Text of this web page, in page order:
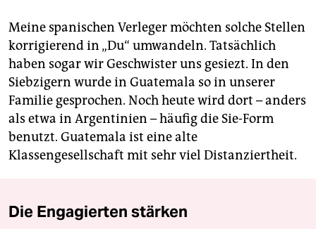
Meine spanischen Verleger möchten solche Stellen
korrigierend in „Du“ umwandeln. Tatsächlich
haben sogar wir Geschwister uns gesiezt. In den
Siebzigern wurde in Guatemala so in unserer
Familie gesprochen. Noch heute wird dort – anders
als etwa in Argentinien – häufig die Sie-Form
benutzt. Guatemala ist eine alte
Klassengesellschaft mit sehr viel Distanziertheit.
Die Engagierten stärken